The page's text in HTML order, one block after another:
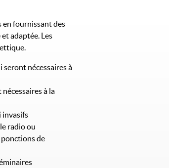
en fournissant des
adaptée. Les
seront nécessaires à
à la
invasifs
radio ou
de